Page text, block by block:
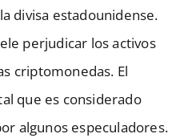
divisa estadounidense.
perjudicar los activos
criptomonedas. El
que es considerado
algunos especuladores.